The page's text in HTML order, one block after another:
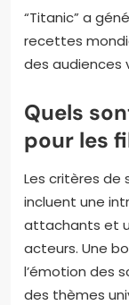
“Titanic” a
recettes
des audiences
Quels
pour les
Les critères de
incluent une
attachants et
acteurs. Une
l’émotion des
des thèmes